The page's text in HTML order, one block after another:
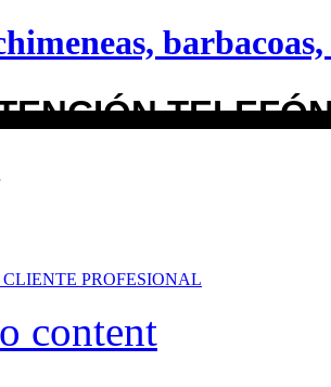
barbacoas,
PROFESIONAL
content